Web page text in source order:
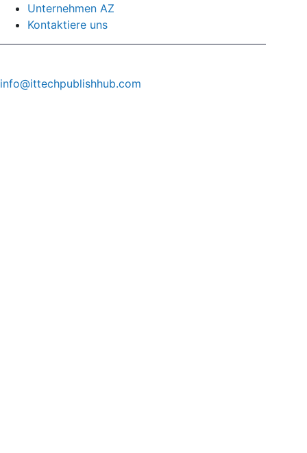
Unternehmen AZ
Kontaktiere uns
info@ittechpublishhub.com